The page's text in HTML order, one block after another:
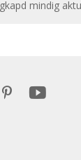
mindig